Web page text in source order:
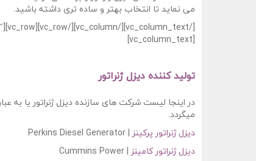
می نماید تا انتخاب بهتر و ساده تری داشته باشید.
[vc_column_text]
تولید کننده دیزل ژنراتور
در اینجا لیست شرکت های سازنده دیزل ژنراتور یا به
میگردد.
دیزل ژنراتور پرکینز| Perkins Diesel Generator
دیزل ژنراتور کامینز| Cummins Power